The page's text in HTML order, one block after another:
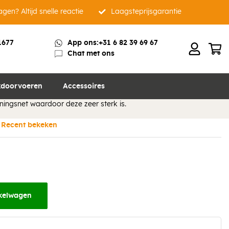
Altijd snelle reactie Laagsteprijsgarantie
App ons:+31 6 82 39 69 67
Chat met ons
Accessoires
tape basic 75 mm x 25 m
repareren van beschadigingen. VAST-R® Aluminium tape
waardoor deze zeer sterk is.
Recent bekeken